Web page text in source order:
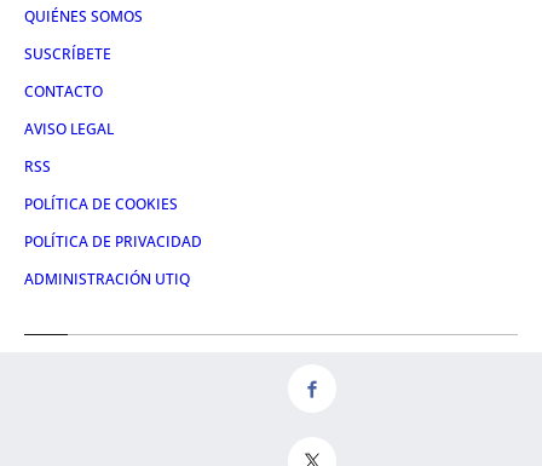
QUIÉNES SOMOS
SUSCRÍBETE
CONTACTO
AVISO LEGAL
RSS
POLÍTICA DE COOKIES
POLÍTICA DE PRIVACIDAD
ADMINISTRACIÓN UTIQ